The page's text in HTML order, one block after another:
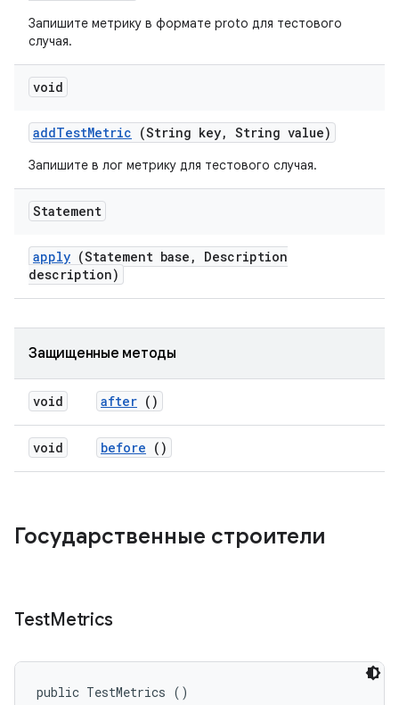
Запишите метрику в формате proto для тестового
случая.
void
addTestMetric (String key, String value)
Запишите в лог метрику для тестового случая.
Statement
apply (Statement base ,
Description
description)
Защищенные методы
void after ()
void before ()
Государственные строители
TestMetrics
public TestMetrics ()